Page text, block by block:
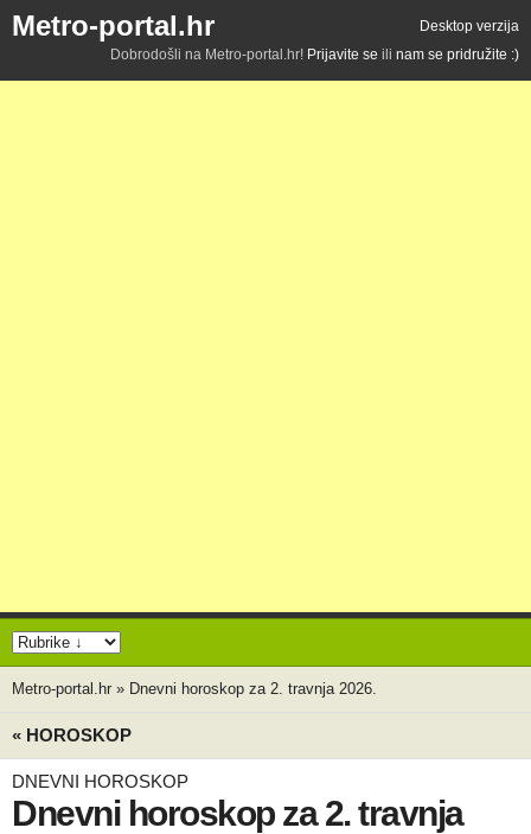
Metro-portal.hr
Desktop verzija
Dobrodošli na Metro-portal.hr! Prijavite se ili nam se pridružite :)
Metro-portal.hr » Dnevni horoskop za 2. travnja 2026.
« HOROSKOP
DNEVNI HOROSKOP
Dnevni horoskop za 2. travnja